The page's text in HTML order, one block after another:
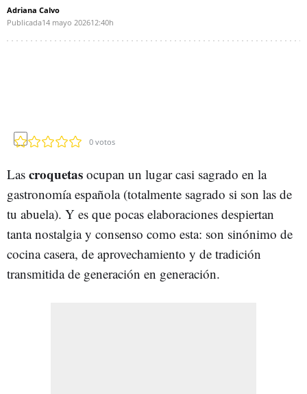
Adriana Calvo
Publicada14 mayo 202612:40h
0 votos
Las croquetas ocupan un lugar casi sagrado en la
gastronomía española (totalmente sagrado si son las de
tu abuela). Y es que pocas elaboraciones despiertan
tanta nostalgia y consenso como esta: son sinónimo de
cocina casera, de aprovechamiento y de tradición
transmitida de generación en generación.